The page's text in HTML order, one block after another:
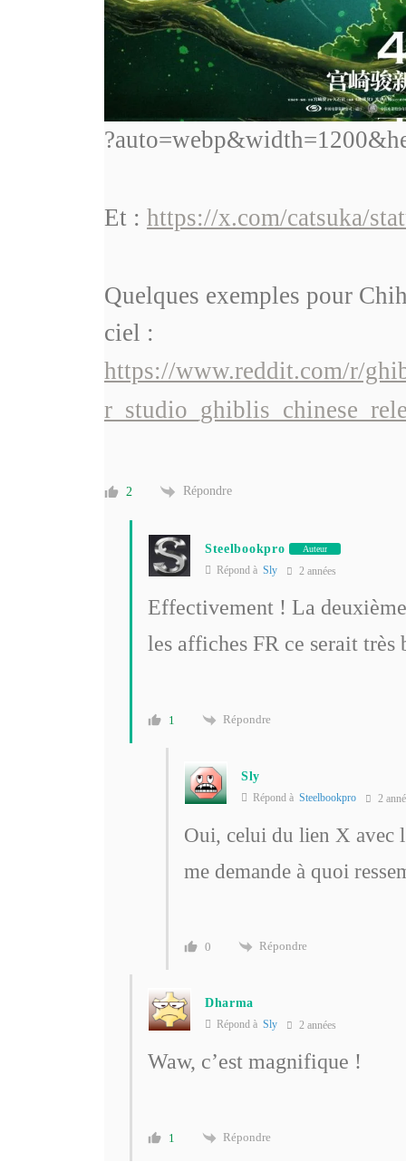
Et : https://x.com/catsuka/
Quelques exemples pour
ciel :
https://www.reddit.com/r/
2 Répondre
Steelbookpro Auteur
Répond à Sly 2 années
Effectivement ! La
les affiches FR ce serait
1 Répondre
Sly
Répond à Steelbookpro 2
Oui, celui du lien X avec
me demande à quoi
0 Répondre
Dharma
Répond à Sly 2 années
Waw, c’est magnifique !
1 Répondre